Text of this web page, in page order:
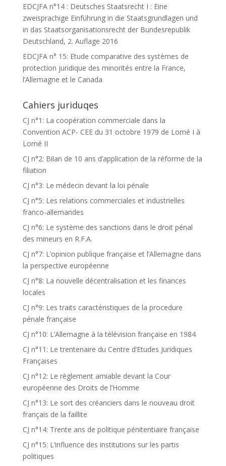
EDCJFA n°14 : Deutsches Staatsrecht I : Eine
zweisprachige Einführung in die Staatsgrundlagen und
in das Staatsorganisationsrecht der Bundesrepublik
Deutschland, 2. Auflage 2016
EDCJFA n° 15: Etude comparative des systèmes de
protection juridique des minorités entre la France,
l’Allemagne et le Canada
Cahiers juriduqes
CJ n°1: La coopération commerciale dans la
Convention ACP- CEE du 31 octobre 1979 de Lomé I à
Lomé II
CJ n°2: Bilan de 10 ans d’application de la réforme de la
filiation
CJ n°3: Le médecin devant la loi pénale
CJ n°5: Les relations commerciales et industrielles
franco-allemandes
CJ n°6: Le système des sanctions dans le droit pénal
des mineurs en R.F.A.
CJ n°7: L’opinion publique française et l’Allemagne dans
la perspective européenne
CJ n°8: La nouvelle décentralisation et les finances
locales
CJ n°9: Les traits caractéristiques de la procedure
pénale française
CJ n°10: L’Allemagne à la télévision française en 1984
CJ n°11: Le trentenaire du Centre d’Etudes Juridiques
Françaises
CJ n°12: Le règlement amiable devant la Cour
européenne des Droits de l’Homme
CJ n°13: Le sort des créanciers dans le nouveau droit
français de la faillite
CJ n°14: Trente ans de politique pénitentiaire française
CJ n°15: L’influence des institutions sur les partis
politiques